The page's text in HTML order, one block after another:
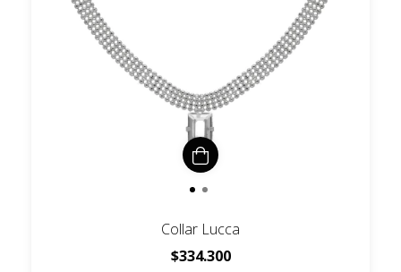
Collar Lucca
$334.300